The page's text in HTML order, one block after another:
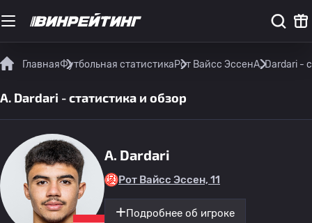
ГлавнаяФутбольная статистикаРот Вайсс ЭссенA. Dardari -
A. Dardari - статистика и обзор
A. Dardari
Рот Вайсс Эссен, 11
Подробнее об игроке